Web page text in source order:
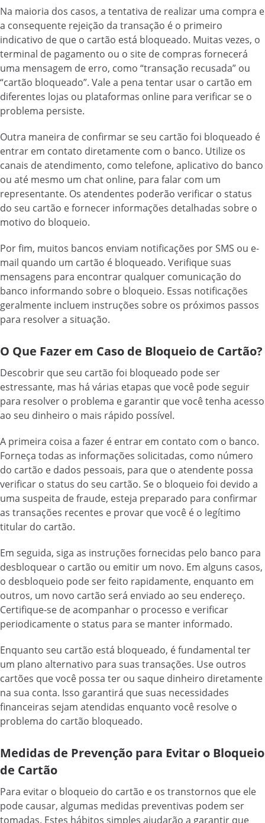
Na maioria dos casos, a tentativa de realizar uma compra e
a consequente rejeição da transação é o primeiro
indicativo de que o cartão está bloqueado. Muitas vezes, o
terminal de pagamento ou o site de compras fornecerá
uma mensagem de erro, como “transação recusada” ou
“cartão bloqueado”. Vale a pena tentar usar o cartão em
diferentes lojas ou plataformas online para verificar se o
problema persiste.
Outra maneira de confirmar se seu cartão foi bloqueado é
entrar em contato diretamente com o banco. Utilize os
canais de atendimento, como telefone, aplicativo do banco
ou até mesmo um chat online, para falar com um
representante. Os atendentes poderão verificar o status
do seu cartão e fornecer informações detalhadas sobre o
motivo do bloqueio.
Por fim, muitos bancos enviam notificações por SMS ou e-
mail quando um cartão é bloqueado. Verifique suas
mensagens para encontrar qualquer comunicação do
banco informando sobre o bloqueio. Essas notificações
geralmente incluem instruções sobre os próximos passos
para resolver a situação.
O Que Fazer em Caso de Bloqueio de Cartão?
Descobrir que seu cartão foi bloqueado pode ser
estressante, mas há várias etapas que você pode seguir
para resolver o problema e garantir que você tenha acesso
ao seu dinheiro o mais rápido possível.
A primeira coisa a fazer é entrar em contato com o banco.
Forneça todas as informações solicitadas, como número
do cartão e dados pessoais, para que o atendente possa
verificar o status do seu cartão. Se o bloqueio foi devido a
uma suspeita de fraude, esteja preparado para confirmar
as transações recentes e provar que você é o legítimo
titular do cartão.
Em seguida, siga as instruções fornecidas pelo banco para
desbloquear o cartão ou emitir um novo. Em alguns casos,
o desbloqueio pode ser feito rapidamente, enquanto em
outros, um novo cartão será enviado ao seu endereço.
Certifique-se de acompanhar o processo e verificar
periodicamente o status para se manter informado.
Enquanto seu cartão está bloqueado, é fundamental ter
um plano alternativo para suas transações. Use outros
cartões que você possa ter ou saque dinheiro diretamente
na sua conta. Isso garantirá que suas necessidades
financeiras sejam atendidas enquanto você resolve o
problema do cartão bloqueado.
Medidas de Prevenção para Evitar o Bloqueio
de Cartão
Para evitar o bloqueio do cartão e os transtornos que ele
pode causar, algumas medidas preventivas podem ser
tomadas. Estes hábitos simples ajudarão a garantir que